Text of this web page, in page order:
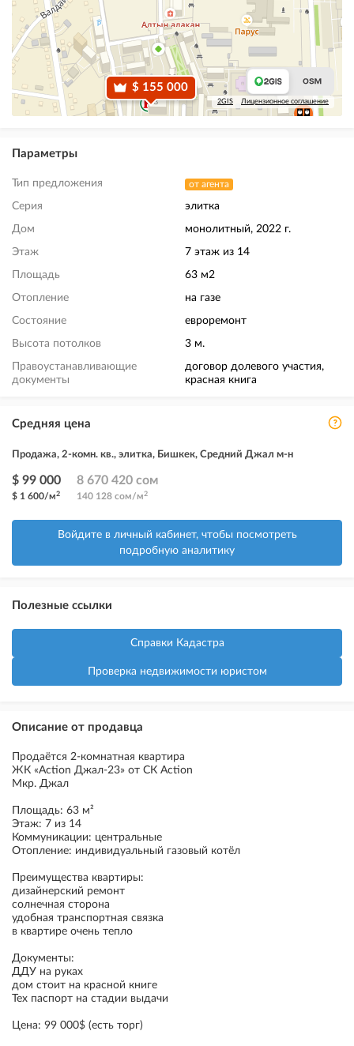
$ 155 000
2GIS Лицензионное соглашение
Параметры
Тип предложения от агента
Серия элитка
Дом монолитный, 2022 г.
Этаж 7 этаж из 14
Площадь 63 м2
Отопление на газе
Состояние евроремонт
Высота потолков 3 м.
Правоустанавливающие
документы
договор долевого участия,
красная книга
Средняя цена
Продажа, 2-комн. кв., элитка, Бишкек, Средний Джал м-н
$ 99 000
$ 1 600/м2
8 670 420 сом
140 128 сом/м2
Войдите в личный кабинет, чтобы посмотреть
подробную аналитику
Полезные ссылки
Справки Кадастра
Проверка недвижимости юристом
Описание от продавца
Продаётся 2-комнатная квартира
ЖК «Action Джал-23» от СК Action
Мкр. Джал
Площадь: 63 м²
Этаж: 7 из 14
Коммуникации: центральные
Отопление: индивидуальный газовый котёл
Преимущества квартиры:
дизайнерский ремонт
солнечная сторона
удобная транспортная связка
в квартире очень тепло
Документы:
ДДУ на руках
дом стоит на красной книге
Тех паспорт на стадии выдачи
Цена: 99 000$ (есть торг)